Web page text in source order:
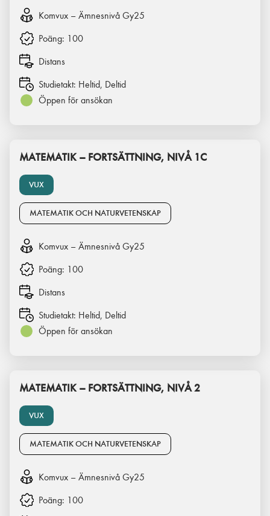
Komvux – Ämnesnivå Gy25
Poäng: 100
Distans
Studietakt: Heltid, Deltid
Öppen för ansökan
VUX
MATEMATIK – FORTSÄTTNING, NIVÅ 1C
MATEMATIK OCH NATURVETENSKAP
Komvux – Ämnesnivå Gy25
Poäng: 100
Distans
Studietakt: Heltid, Deltid
Öppen för ansökan
VUX
MATEMATIK – FORTSÄTTNING, NIVÅ 2
MATEMATIK OCH NATURVETENSKAP
Komvux – Ämnesnivå Gy25
Poäng: 100